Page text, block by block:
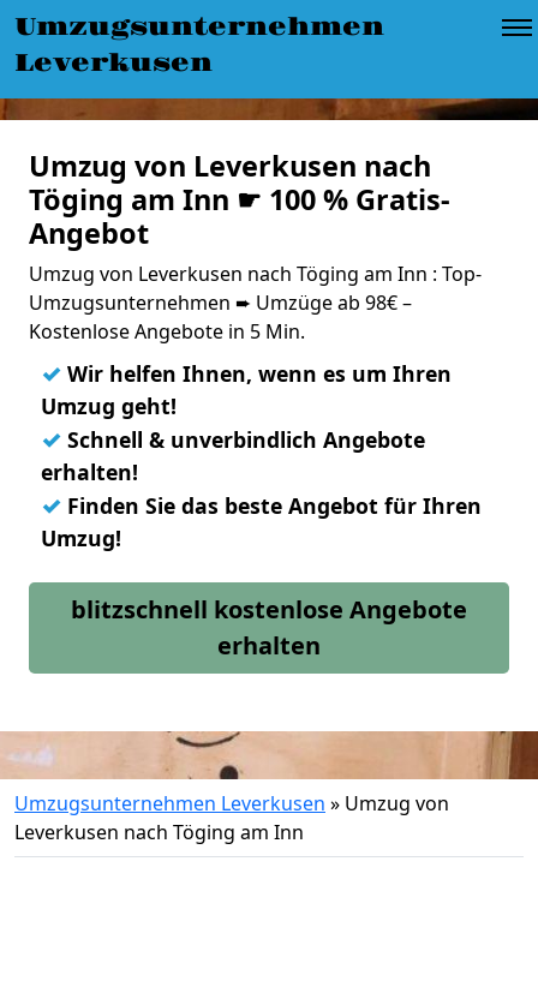
Umzugsunternehmen
Leverkusen
Umzug von Leverkusen nach
Töging am Inn ☛ 100 % Gratis-
Angebot
Umzug von Leverkusen nach Töging am Inn : Top-
Umzugsunternehmen ➨ Umzüge ab 98€ –
Kostenlose Angebote in 5 Min.
✓ Wir helfen Ihnen, wenn es um Ihren
Umzug geht!
✓ Schnell & unverbindlich Angebote
erhalten!
✓ Finden Sie das beste Angebot für Ihren
Umzug!
blitzschnell kostenlose Angebote
erhalten
Umzugsunternehmen Leverkusen » Umzug von
Leverkusen nach Töging am Inn